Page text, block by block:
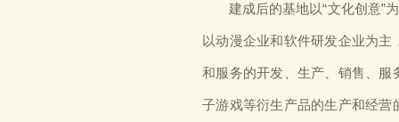
建成后的基地以“文化创意”为
以动漫企业和软件研发企业为
和服务的开发、生产、销售、
子游戏等衍生产品的生产和经